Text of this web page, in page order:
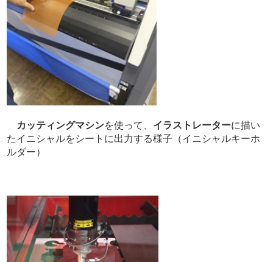
カッティングマシンを使って、 イラストレーターに描い
たイニシャルをシートに出力する様子（イニシャルキーホ
ルダー）